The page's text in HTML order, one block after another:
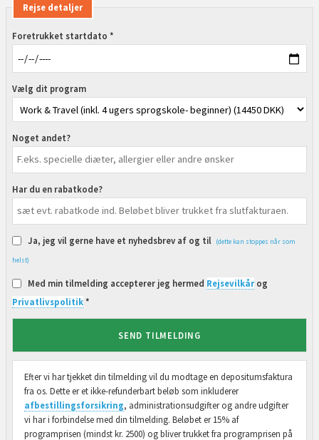
Rejse detaljer
Foretrukket startdato *
Vælg dit program
Noget andet?
Har du en rabatkode?
Ja, jeg vil gerne have et nyhedsbrev af og til (dette kan stoppes når som
helst)
Med min tilmelding accepterer jeg hermed Rejsevilkårog
Privatlivspolitik*
SEND TILMELDING
Efter vi har tjekket din tilmelding vil du modtage en depositumsfaktura
fra os. Dette er et ikke-refunderbart beløb som inkluderer
afbestillingsforsikring, administrationsudgifter og andre udgifter
vi har i forbindelse med din tilmelding. Beløbet er 15% af
programprisen (mindst kr. 2500) og bliver trukket fra programprisen på